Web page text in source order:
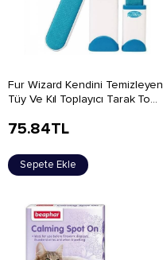
Fur Wizard Kendini Temizleyen
Tüy Ve Kıl Toplayıcı Tarak To...
75.84TL
Sepete Ekle